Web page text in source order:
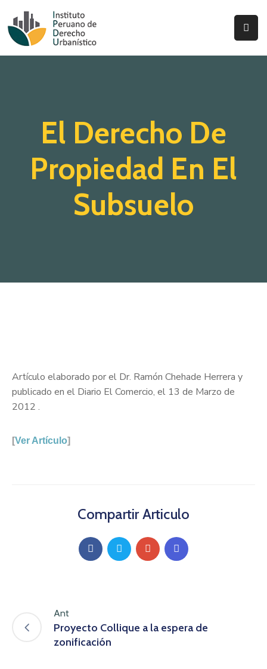
Inicio
Actualidad
Ordenanzas
El Derecho De
Propiedad En El
Subsuelo
Artículo elaborado por el Dr. Ramón Chehade Herrera y
publicado en el Diario El Comercio, el 13 de Marzo de
2012 .
[Ver Artículo]
Compartir Articulo
Ant
Proyecto Collique a la espera de
zonificación